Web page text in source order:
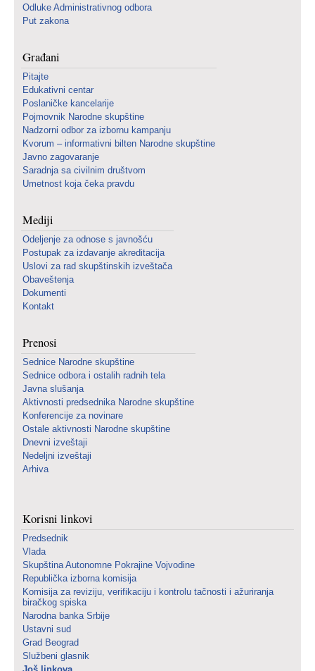
Odluke Administrativnog odbora
Put zakona
Građani
Pitajte
Edukativni centar
Poslaničke kancelarije
Pojmovnik Narodne skupštine
Nadzorni odbor za izbornu kampanju
Kvorum – informativni bilten Narodne skupštine
Javno zagovaranje
Saradnja sa civilnim društvom
Umetnost koja čeka pravdu
Mediji
Odeljenje za odnose s javnošću
Postupak za izdavanje akreditacija
Uslovi za rad skupštinskih izveštača
Obaveštenja
Dokumenti
Kontakt
Prenosi
Sednice Narodne skupštine
Sednice odbora i ostalih radnih tela
Javna slušanja
Aktivnosti predsednika Narodne skupštine
Konferencije za novinare
Ostale aktivnosti Narodne skupštine
Dnevni izveštaji
Nedeljni izveštaji
Arhiva
Korisni linkovi
Predsednik
Vlada
Skupština Autonomne Pokrajine Vojvodine
Republička izborna komisija
Komisija za reviziju, verifikaciju i kontrolu tačnosti i ažuriranja
biračkog spiska
Narodna banka Srbije
Ustavni sud
Grad Beograd
Službeni glasnik